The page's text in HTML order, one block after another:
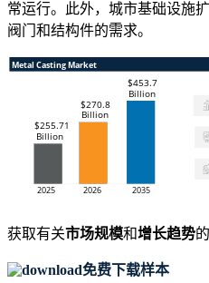
常运行。此外，城市基础设施
阀门和结构件的需求。
获取有关市场规模和增长趋势
免费下载样本